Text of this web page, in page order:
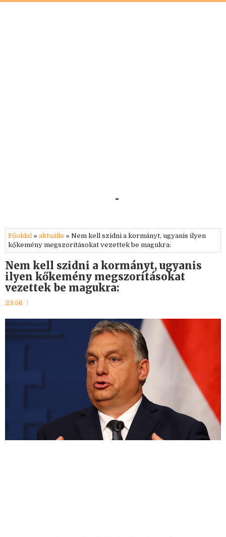
-
Főoldal » aktuális » Nem kell szidni a kormányt, ugyanis ilyen
kőkemény megszorításokat vezettek be magukra:
Nem kell szidni a kormányt, ugyanis
ilyen kőkemény megszorításokat
vezettek be magukra:
23:56